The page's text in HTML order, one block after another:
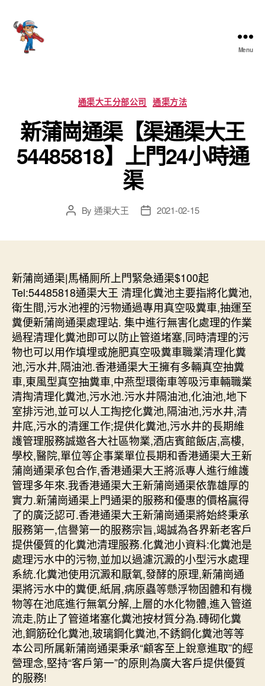
王
Menu
Categories
通渠大王分部公司 通渠方法
新蒲崗通渠【渠通渠大王
54485818】上門24小時通
渠
PostBy 通渠大王
Post2021-02-15
新蒲崗通渠|馬桶厠所上門緊急通渠$100起
Tel:54485818通渠大王 清理化糞池主要指將化糞池,
衛生間,污水池裡的污物通過專用真空吸糞車,抽運至
糞便新蒲崗通渠處理站. 集中進行無害化處理的作業
過程清理化糞池即可以防止管道堵塞,同時清理的污
物也可以用作填埋或施肥真空吸糞車職業清理化糞
池,污水井,隔油池.香港通渠大王擁有多輛真空抽糞
車,東風型真空抽糞車,中燕型環衛車等吸污車輛職業
清掏清理化糞池,污水池.污水井隔油池,化油池,地下
室排污池,並可以人工掏挖化糞池,隔油池,污水井,清
井底,污水的清運工作;提供化糞池,污水井的長期維
護管理服務誠邀各大社區物業,酒店賓館飯店,高樓,
學校,醫院,單位等企事業單位長期和香港通渠大王新
蒲崗通渠承包合作,香港通渠大王將派專人進行維護
管理多年來.我香港通渠大王新蒲崗通渠依靠雄厚的
實力.新蒲崗通渠上門通渠的服務和優惠的價格贏得
了的廣泛認可.香港通渠大王新蒲崗通渠將始終秉承
服務第一,信譽第一的服務宗旨,竭誠為各界新老客戶
提供優質的化糞池清理服務.化糞池小資料:化糞池是
處理污水中的污物,並加以過濾沉澱的小型污水處理
系統.化糞池使用沉澱和厭氧,發酵的原理,新蒲崗通
渠將污水中的糞便,紙屑,病原蟲等懸浮物固體和有機
物等在池底進行無氧分解,上層的水化物體,進入管道
流走,防止了管道堵塞化糞池按材質分為.磚砌化糞
池,鋼筋砼化糞池,玻璃鋼化糞池,不銹鋼化糞池等等
本公司所属新蒲崗通渠秉承“顧客至上銳意進取”的經
營理念,堅持“客戶第一”的原則為廣大客戶提供優質
的服務!